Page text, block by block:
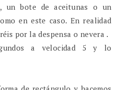
un bote de aceitunas o un
en este caso. En realidad
por la despensa o nevera .
a velocidad 5 y lo